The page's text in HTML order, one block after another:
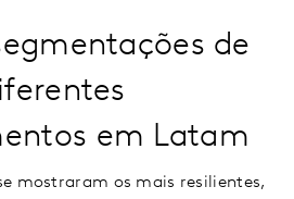
de
em Latam
mostraram os mais resilientes,